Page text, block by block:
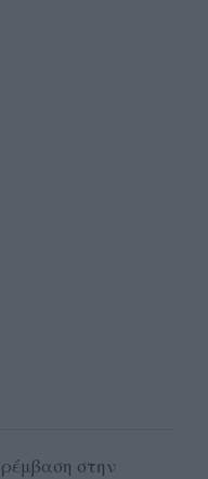
στην